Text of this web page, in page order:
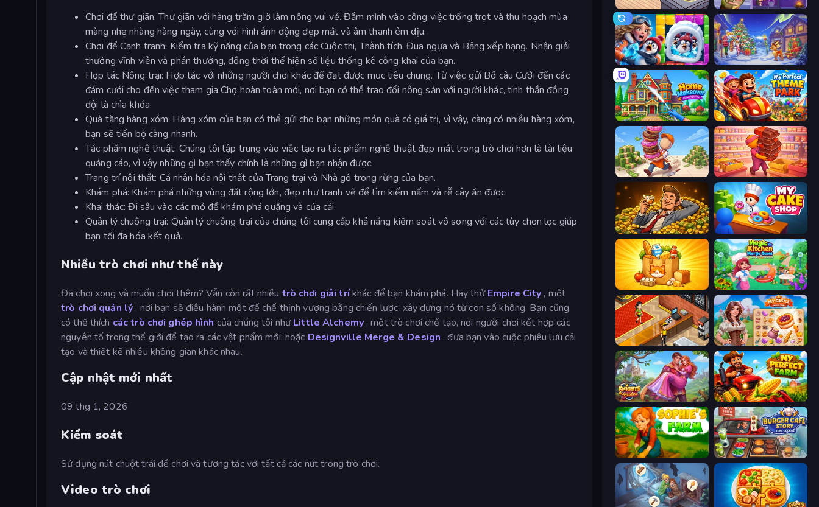
Chơi để thư giãn: Thư giãn với hàng trăm giờ làm nông vui vẻ. Đắm mình vào công việc trồng trọt và thu hoạch mùa
màng nhẹ nhàng hàng ngày, cùng với hình ảnh động đẹp mắt và âm thanh êm dịu.
Chơi để Cạnh tranh: Kiểm tra kỹ năng của bạn trong các Cuộc thi, Thành tích, Đua ngựa và Bảng xếp hạng. Nhận giải
thưởng vĩnh viễn và phần thưởng, đồng thời thể hiện số liệu thống kê công khai của bạn.
Hợp tác Nông trại: Hợp tác với những người chơi khác để đạt được mục tiêu chung. Từ việc gửi Bồ câu Cưới đến các
đám cưới cho đến việc tham gia Chợ hoàn toàn mới, nơi bạn có thể trao đổi nông sản với người khác, tinh thần đồng
đội là chìa khóa.
Quà tặng hàng xóm: Hàng xóm của bạn có thể gửi cho bạn những món quà có giá trị, vì vậy, càng có nhiều hàng xóm,
bạn sẽ tiến bộ càng nhanh.
Tác phẩm nghệ thuật: Chúng tôi tập trung vào việc tạo ra tác phẩm nghệ thuật đẹp mắt trong trò chơi hơn là tài liệu
quảng cáo, vì vậy những gì bạn thấy chính là những gì bạn nhận được.
Trang trí nội thất: Cá nhân hóa nội thất của Trang trại và Nhà gỗ trong rừng của bạn.
Khám phá: Khám phá những vùng đất rộng lớn, đẹp như tranh vẽ để tìm kiếm nấm và rễ cây ăn được.
Khai thác: Đi sâu vào các mỏ để khám phá quặng và của cải.
Quản lý chuồng trại: Quản lý chuồng trại của chúng tôi cung cấp khả năng kiểm soát vô song với các tùy chọn lọc giúp
bạn tối đa hóa kết quả.
Nhiều trò chơi như thế này
Đã chơi xong và muốn chơi thêm? Vẫn còn rất nhiều trò chơi giải tríkhác để bạn khám phá. Hãy thửEmpire City , một
trò chơi quản lý , nơi bạn sẽ điều hành một đế chế thịnh vượng bằng chiến lược, xây dựng nó từ con số không. Bạn cũng
có thể thích các trò chơi ghép hình của chúng tôi nhưLittle Alchemy, một trò chơi chế tạo, nơi người chơi kết hợp các
nguyên tố trong thế giới để tạo ra các vật phẩm mới, hoặc Designville Merge & Design , đưa bạn vào cuộc phiêu lưu cải
tạo và thiết kế nhiều không gian khác nhau.
Cập nhật mới nhất
09 thg 1, 2026
Kiểm soát
Sử dụng nút chuột trái để chơi và tương tác với tất cả các nút trong trò chơi.
Video trò chơi
Cat Snack Bar Home Pin 2
Captain Blast Snow Farm Happy New Year
Home Makeover Cleaning Game My Perfect Theme Park
Donut Place Candy Packing Store
Idle Billionaire Tycoon My Cake Shop
Farm Merge Market Magic Kitchen: Merge Game
Cinema Panic 2 My Castle: Merge & Story
Knights & Brides My Perfect Farm
Sophie's Farm Burger Cafe Story ASMR Cooking